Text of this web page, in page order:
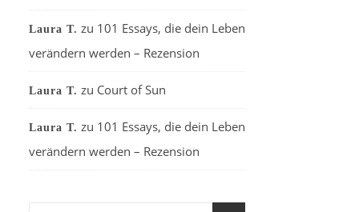
Laura T. zu 101 Essays, die dein Leben
verändern werden – Rezension
Laura T. zu Court of Sun
Laura T. zu 101 Essays, die dein Leben
verändern werden – Rezension